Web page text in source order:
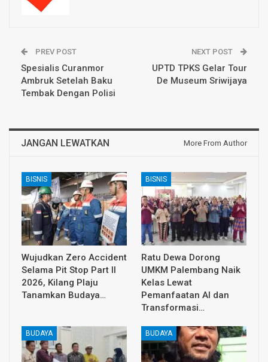
PREV POST
Spesialis Curanmor
Ambruk Setelah Baku
Tembak Dengan Polisi
NEXT POST
UPTD TPKS Gelar Tour
De Museum Sriwijaya
JANGAN LEWATKAN More From Author
BISNIS
Wujudkan Zero Accident
Selama Pit Stop Part II
2026, Kilang Plaju
Tanamkan Budaya…
BISNIS
Ratu Dewa Dorong
UMKM Palembang Naik
Kelas Lewat
Pemanfaatan AI dan
Transformasi…
BUDAYA BUDAYA